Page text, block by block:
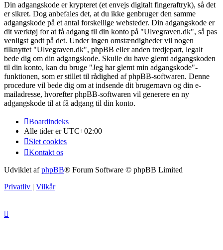
Din adgangskode er krypteret (et envejs digitalt fingeraftryk), så det
er sikret. Dog anbefales det, at du ikke genbruger den samme
adgangskode på et antal forskellige websteder. Din adgangskode er
dit værktøj for at få adgang til din konto på "Ulvegraven.dk", så pas
venligst godt på det. Under ingen omstændigheder vil nogen
tilknyttet "Ulvegraven.dk", phpBB eller anden tredjepart, legalt
bede dig om din adgangskode. Skulle du have glemt adgangskoden
til din konto, kan du bruge "Jeg har glemt min adgangskode"-
funktionen, som er stillet til rådighed af phpBB-softwaren. Denne
procedure vil bede dig om at indsende dit brugernavn og din e-
mailadresse, hvorefter phpBB-softwaren vil generere en ny
adgangskode til at få adgang til din konto.
Boardindeks
Alle tider erUTC+02:00
Slet cookies
Kontakt os
Udviklet afphpBB® Forum Software © phpBB Limited
Privatliv | Vilkår